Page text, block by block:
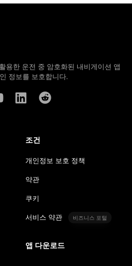
용한 운전 중 암호화된 내비게이션 앱
정보를 보호합니다.
조건
개인정보 보호 정책
약관
쿠키
서비스 약관 비즈니스 포털
앱 다운로드